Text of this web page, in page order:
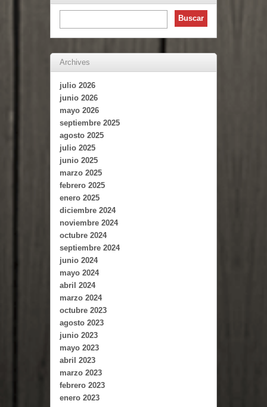
Archives
julio 2026
junio 2026
mayo 2026
septiembre 2025
agosto 2025
julio 2025
junio 2025
marzo 2025
febrero 2025
enero 2025
diciembre 2024
noviembre 2024
octubre 2024
septiembre 2024
junio 2024
mayo 2024
abril 2024
marzo 2024
octubre 2023
agosto 2023
junio 2023
mayo 2023
abril 2023
marzo 2023
febrero 2023
enero 2023